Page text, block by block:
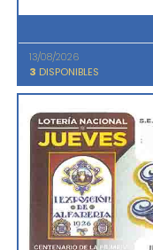
13/08/2026
3 DISPONIBLES